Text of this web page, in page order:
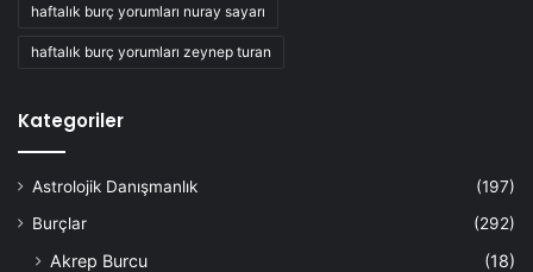
haftalık burç yorumları nuray sayarı
haftalık burç yorumları zeynep turan
Kategoriler
Astrolojik Danışmanlık
(197)
Burçlar
(292)
Akrep Burcu
(18)